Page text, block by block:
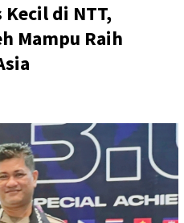
di NTT,
Mampu Raih